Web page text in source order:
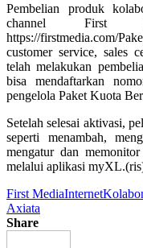
Pembelian produk
channel First
https://firstmedia.com/
customer service, sales
telah melakukan
bisa mendaftarkan
pengelola Paket Kuota
Setelah selesai aktivasi,
seperti menambah,
mengatur dan
melalui aplikasi
First MediaInternet
Axiata
Share